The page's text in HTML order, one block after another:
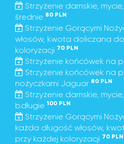
Strzyżenie damskie,
średnie 80 PLN
Strzyżenie Gorącymi
włosów, kwota doliczana
koloryzacji 70 PLN
Strzyżenie końcówek na
Strzyżenie końcówek na
nożyczkami Jaguar 80 PLN
Strzyżenie damskie,
b.długie 100 PLN
Strzyżenie Gorącymi
każda długość włosów,
przy każdej koloryzacji 70 PLN